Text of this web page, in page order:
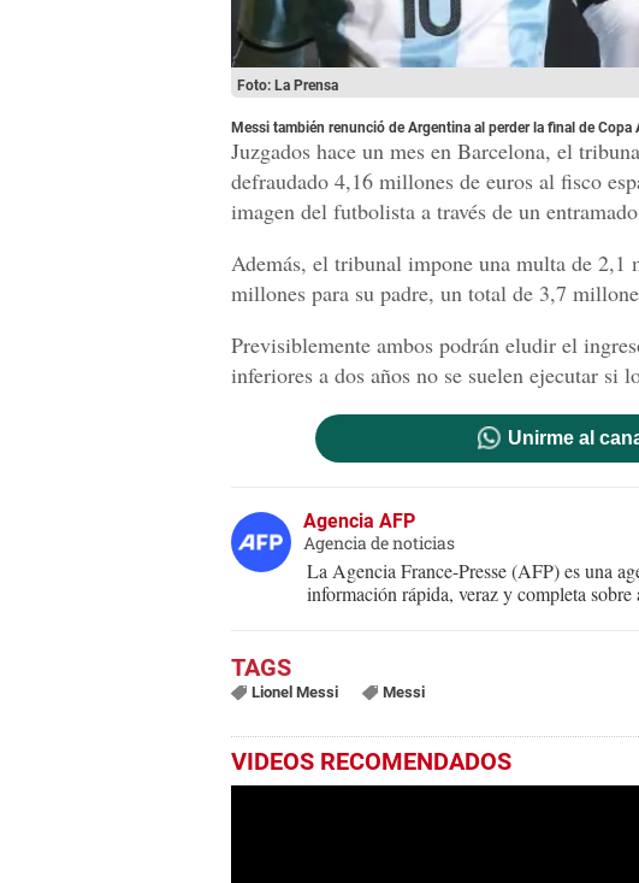
Foto: La Prensa
Messi también renunció de Argentina al perder la final de Copa
Juzgados hace un mes en Barcelona, el
defraudado 4,16 millones de euros al fisco
imagen del futbolista a través de un
Además, el tribunal impone una multa de 2,1
millones para su padre, un total de 3,7
Previsiblemente ambos podrán eludir el
inferiores a dos años no se suelen ejecutar si
Unirme al
Agencia AFP
Agencia de noticias
La Agencia France-Presse (AFP) es una
información rápida, veraz y completa
Lionel Messi Messi
VIDEOS RECOMENDADOS